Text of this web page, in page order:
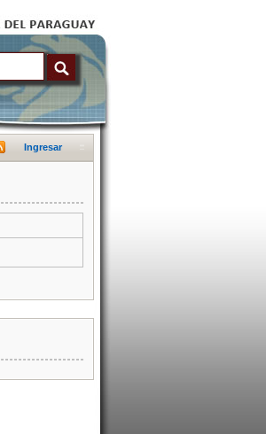
Ingresar